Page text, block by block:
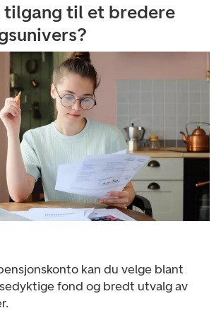
tilgang til et bredere
kan du velge blant
fond og bredt utvalg av